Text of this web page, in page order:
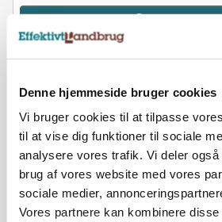
Denne hjemmeside bruger cookies
Vi bruger cookies til at tilpasse
til at vise dig funktioner til sociale
analysere vores trafik. Vi deler
brug af vores website med vores
sociale medier,
Vores partnere kan kombinere
Se flere nyheder
Loading...